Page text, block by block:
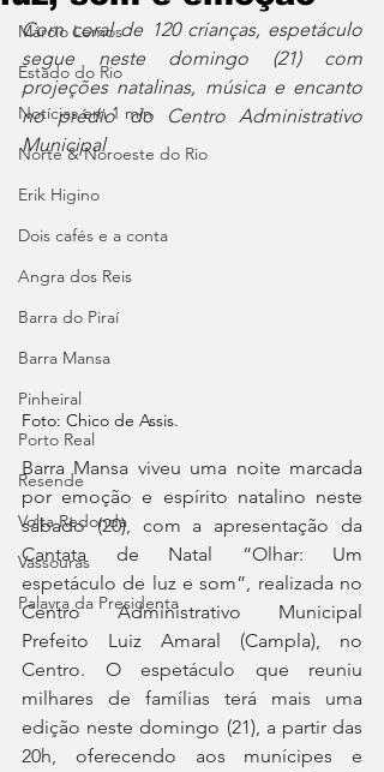
Márcio Lemos
Estado do Rio
Notícias em 1 min
Norte & Noroeste do Rio
Erik Higino
Dois cafés e a conta
Angra dos Reis
Barra do Piraí
Barra Mansa
Pinheiral
Porto Real
Resende
Volta Redonda
Vassouras
Palavra da Presidenta
Com coral de 120 crianças, espetáculo
segue neste domingo (21) com
projeções natalinas, música e encanto
no prédio do Centro Administrativo
Municipal
Foto: Chico de Assis.
Barra Mansa viveu uma noite marcada
por emoção e espírito natalino neste
sábado (20), com a apresentação da
Cantata de Natal “Olhar: Um
espetáculo de luz e som”, realizada no
Centro Administrativo Municipal
Prefeito Luiz Amaral (Campla), no
Centro. O espetáculo que reuniu
milhares de famílias terá mais uma
edição neste domingo (21), a partir das
20h, oferecendo aos munícipes e